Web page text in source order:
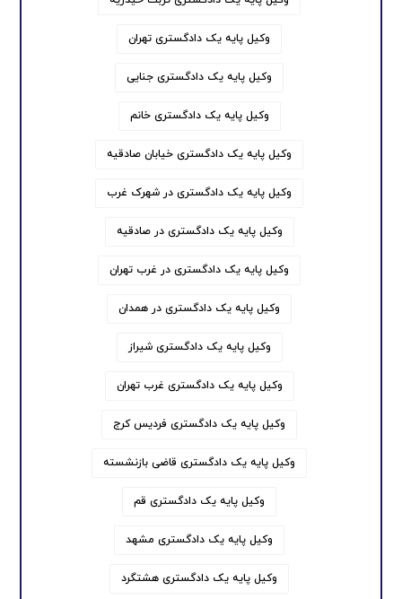
وکیل پایه یک دادگستری تهران
وکیل پایه یک دادگستری جنایی
وکیل پایه یک دادگستری خانم
وکیل پایه یک دادگستری خیابان صادقیه
وکیل پایه یک دادگستری در شهرک غرب
وکیل پایه یک دادگستری در صادقیه
وکیل پایه یک دادگستری در غرب تهران
وکیل پایه یک دادگستری در همدان
وکیل پایه یک دادگستری شیراز
وکیل پایه یک دادگستری غرب تهران
وکیل پایه یک دادگستری فردیس کرج
وکیل پایه یک دادگستری قاضی بازنشسته
وکیل پایه یک دادگستری قم
وکیل پایه یک دادگستری مشهد
وکیل پایه یک دادگستری هشتگرد